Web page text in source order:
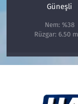
Güneşli
Nem: %38
Rüzgar: 6.50